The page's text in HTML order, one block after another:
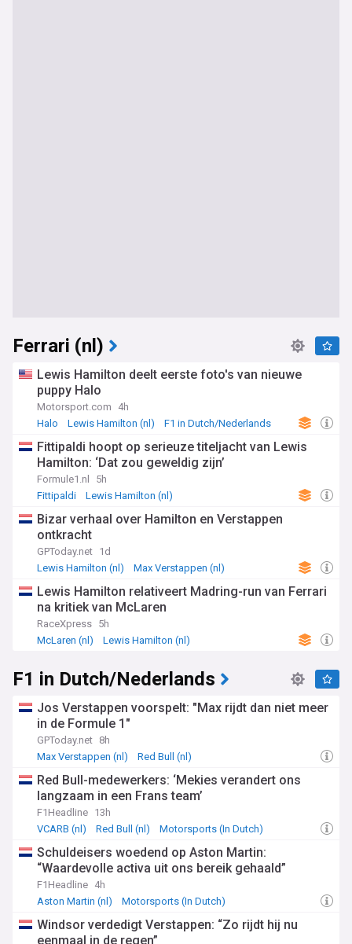
Ferrari (nl)
Lewis Hamilton deelt eerste foto's van nieuwe
puppy Halo
Motorsport.com
4h
Halo
Lewis Hamilton (nl) F1 in Dutch/Nederlands
Fittipaldi hoopt op serieuze titeljacht van Lewis
Hamilton: ‘Dat zou geweldig zijn’
Formule1.nl
5h
Fittipaldi
Lewis Hamilton (nl)
Bizar verhaal over Hamilton en Verstappen
ontkracht
GPToday.net 1d
Lewis Hamilton (nl)
Max Verstappen (nl)
Lewis Hamilton relativeert Madring-run van Ferrari
na kritiek van McLaren
RaceXpress 5h
McLaren (nl)
Lewis Hamilton (nl)
F1 in Dutch/Nederlands
Jos Verstappen voorspelt: "Max rijdt dan niet meer
in de Formule 1"
GPToday.net 8h
Max Verstappen (nl)
Red Bull (nl)
Red Bull-medewerkers: ‘Mekies verandert ons
langzaam in een Frans team’
F1Headline 13h
VCARB (nl)
Red Bull (nl) Motorsports (In Dutch)
Schuldeisers woedend op Aston Martin:
“Waardevolle activa uit ons bereik gehaald”
F1Headline 4h
Aston Martin (nl)
Motorsports (In Dutch)
Windsor verdedigt Verstappen: “Zo rijdt hij nu
eenmaal in de regen”